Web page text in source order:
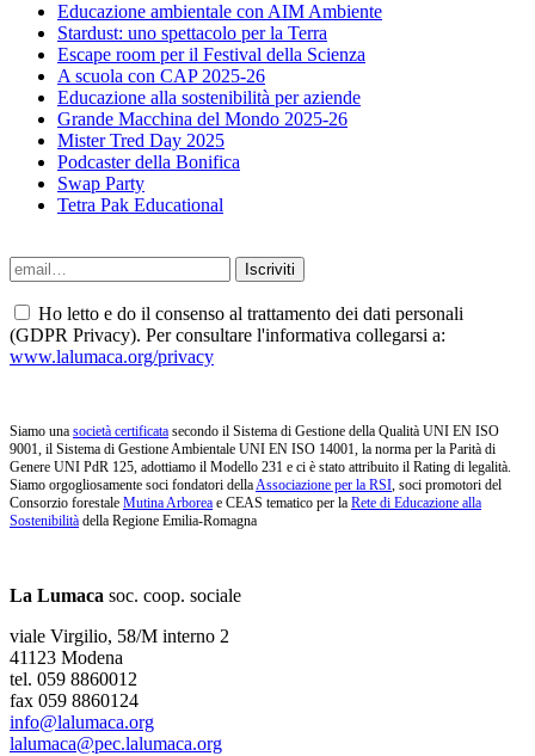
Educazione ambientale con AIM Ambiente
Stardust: uno spettacolo per la Terra
Escape room per il Festival della Scienza
A scuola con CAP 2025-26
Educazione alla sostenibilità per aziende
Grande Macchina del Mondo 2025-26
Mister Tred Day 2025
Podcaster della Bonifica
Swap Party
Tetra Pak Educational
Ho letto e do il consenso al trattamento dei dati personali
(GDPR Privacy). Per consultare l'informativa collegarsi a:
www.lalumaca.org/privacy
Siamo una società certificata secondo il Sistema di Gestione della Qualità UNI EN ISO
9001, il Sistema di Gestione Ambientale UNI EN ISO 14001, la norma per la Parità di
Genere UNI PdR 125, adottiamo il Modello 231 e ci è stato attribuito il Rating di legalità.
Siamo orgogliosamente soci fondatori dellaAssociazione per la RSI, soci promotori del
Consorzio forestale Mutina Arborea e CEAS tematico per la Rete di Educazione alla
Sostenibilità della Regione Emilia-Romagna
La Lumaca soc. coop. sociale
viale Virgilio, 58/M interno 2
41123 Modena
tel. 059 8860012
fax 059 8860124
info@lalumaca.org
lalumaca@pec.lalumaca.org